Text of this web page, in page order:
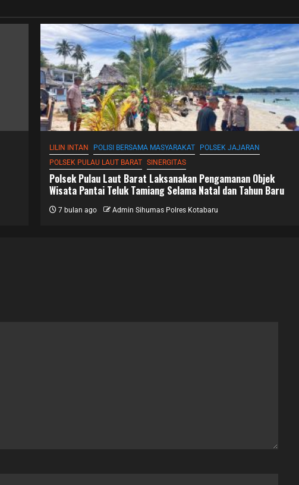
LILIN INTAN POLISI BERSAMA MASYARAKAT
POLSEK JAJARAN
POLSEK PULAU LAUT BARAT SINERGITAS
Polsek Pulau Laut Barat Laksanakan Pengamanan Objek
Wisata Pantai Teluk Tamiang Selama Natal dan Tahun Baru
7 bulan ago Admin Sihumas Polres Kotabaru